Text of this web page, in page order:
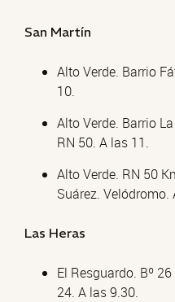
San Martín
Alto Verde. Barrio
10.
Alto Verde. Barrio
RN 50. A las 11.
Alto Verde. RN 50
Suárez. Velódromo.
Las Heras
El Resguardo. Bº
24. A las 9.30.